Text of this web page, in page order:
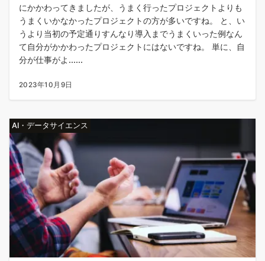
にかかわってきましたが、うまく行ったプロジェクトよりも
うまくいかなかったプロジェクトの方が多いですね。 と、い
うより当初の予定通りすんなり導入までうまくいった例なん
て自分がかかわったプロジェクトにはないですね。 単に、自
分が仕事がよ......
2023年10月9日
AI・データサイエンス